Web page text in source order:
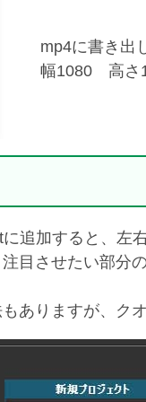
mp4に書き出
幅1080 高さ
追加すると、左
目させたい部分
ありますが、ク